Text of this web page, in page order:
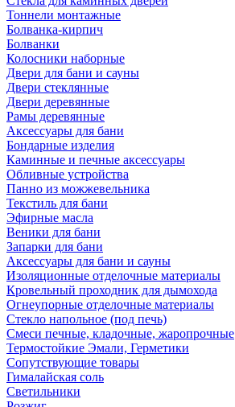
Тоннели монтажные
Болванка-кирпич
Болванки
Колосники наборные
Двери для бани и сауны
Двери стеклянные
Двери деревянные
Рамы деревянные
Аксессуары для бани
Бондарные изделия
Каминные и печные аксессуары
Обливные устройства
Панно из можжевельника
Текстиль для бани
Эфирные масла
Веники для бани
Запарки для бани
Аксессуары для бани и сауны
Изоляционные отделочные материалы
Кровельный проходник для дымохода
Огнеупорные отделочные материалы
Стекло напольное (под печь)
Смеси печные, кладочные, жаропрочные
Термостойкие Эмали, Герметики
Сопутствующие товары
Гималайская соль
Светильники